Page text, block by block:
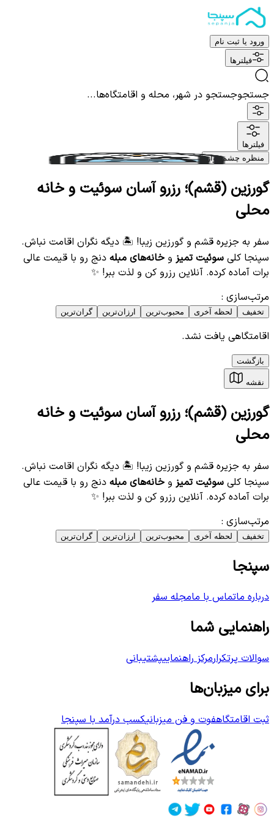
ورود یا ثبت نام
فیلترها
جستجوجستجو در شهر، محله و اقامتگاه‌ها...
فیلترها
منظره چشم نواز
گورزین (قشم)؛ رزرو آسان سوئیت و خانه
محلی
سفر به جزیره قشم و گورزین زیبا! 🏝️ دیگه نگران اقامت نباش.
سپنجا کلی سوئیت تمیز و خانه‌های مبله دنج رو با قیمت عالی
برات آماده کرده. آنلاین رزرو کن و لذت ببر! ✨
مرتب‌سازی :
تخفیف لحظه آخری محبوب‌ترین ارزان‌ترین گران‌ترین
اقامتگاهی یافت نشد.
بازگشت
نقشه
گورزین (قشم)؛ رزرو آسان سوئیت و خانه
محلی
سفر به جزیره قشم و گورزین زیبا! 🏝️ دیگه نگران اقامت نباش.
سپنجا کلی سوئیت تمیز و خانه‌های مبله دنج رو با قیمت عالی
برات آماده کرده. آنلاین رزرو کن و لذت ببر! ✨
مرتب‌سازی :
تخفیف لحظه آخری محبوب‌ترین ارزان‌ترین گران‌ترین
سپنجا
درباره ماتماس با مامجله سفر
راهنمایی شما
سوالات پرتکرارمرکز راهنماییپشتیبانی
برای میزبان‌ها
ثبت اقامتگاهفوت و فن میزبانیکسب درآمد با سپنجا